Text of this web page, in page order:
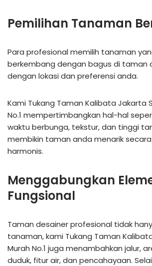
Pemilihan Tanaman
Para profesional memilih tanaman
berkembang dengan bagus di taman
dengan lokasi dan preferensi anda.
Kami Tukang Taman Kalibata Jakarta
No.1 mempertimbangkan hal-hal
waktu berbunga, tekstur, dan tinggi
membikin taman anda menarik
harmonis.
Menggabungkan
Fungsional
Taman desainer profesional tidak
tanaman, kami Tukang Taman
Murah No.1 juga menambahkan jalur,
duduk, fitur air, dan pencahayaan.